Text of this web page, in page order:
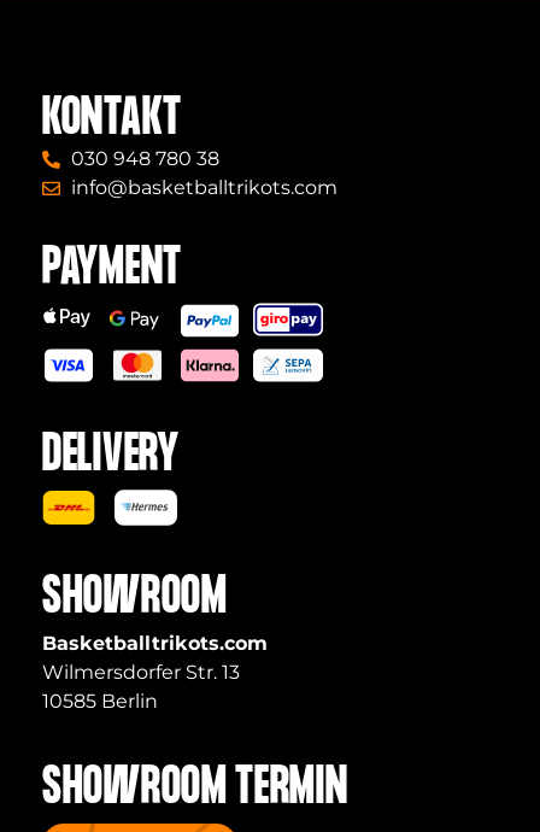
KONTAKT
030 948 780 38
info@basketballtrikots.com
PAYMENT
DELIVERY
SHOWROOM
Basketballtrikots.com
Wilmersdorfer Str. 13
10585 Berlin
SHOWROOM TERMIN